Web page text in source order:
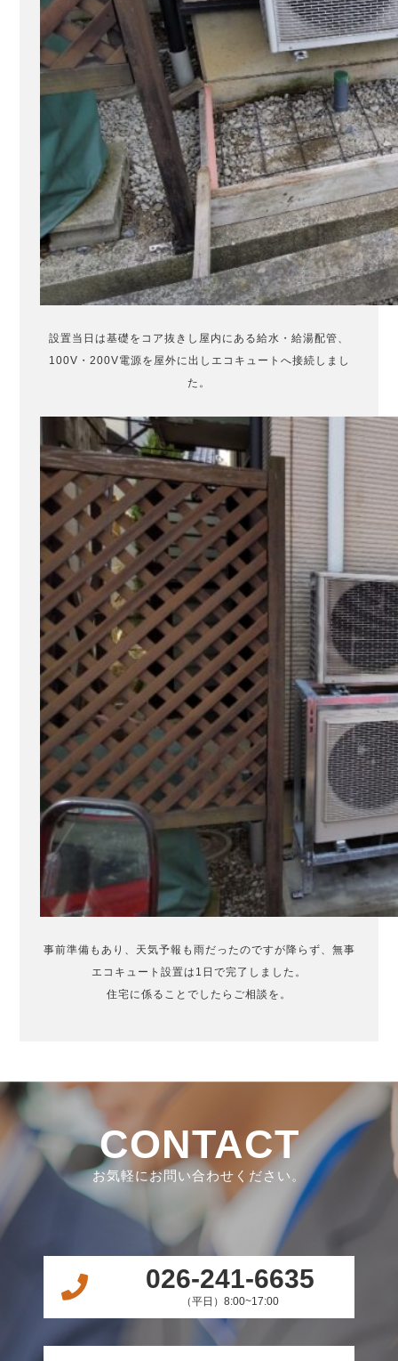
設置当日は基礎をコア抜きし屋内にある給水・給湯配管、
100V・200V電源を屋外に出しエコキュートへ接続しまし
た。
事前準備もあり、天気予報も雨だったのですが降らず、無事
エコキュート設置は1日で完了しました。
住宅に係ることでしたらご相談を。
CONTACT
お気軽にお問い合わせください。
026-241-6635
（平日）8:00~17:00